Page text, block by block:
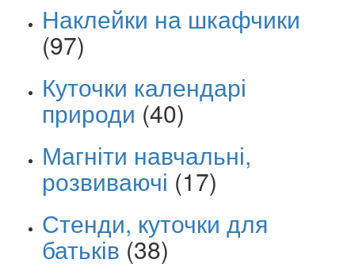
Наклейки на шкафчики
(97)
Куточки календарі
природи (40)
Магніти навчальні,
розвиваючі (17)
Стенди, куточки для
батьків (38)